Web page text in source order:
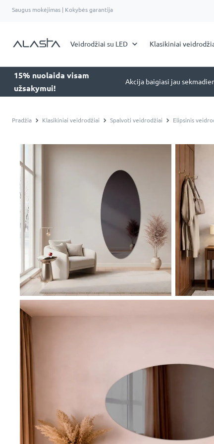
Saugus mokėjimas | Kokybės garantija
Veidrodžiai su LED Klasikiniai
15% nuolaida visam
užsakymui!
Akcija baigiasi jau
Pradžia Klasikiniai veidrodžiai Spalvoti veidrodžiai Elipsinis